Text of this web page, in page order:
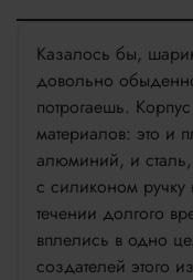
Казалось бы,
довольно
потрогаешь.
материалов: это и
алюминий, и
с силиконом ручку
течении долгого
вплелись в одно
создателей этого